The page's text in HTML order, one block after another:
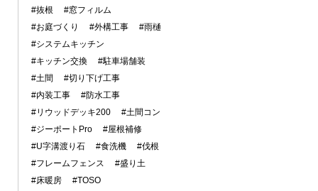
#抜根
#窓フィルム
#お庭づくり
#外構工事
#雨樋
#システムキッチン
#キッチン交換
#駐車場舗装
#土間
#切り下げ工事
#内装工事
#防水工事
#リウッドデッキ200
#土間コン
#ジーポートPro
#屋根補修
#U字溝渡り石
#食洗機
#伐根
#フレームフェンス
#盛り土
#床暖房
#TOSO